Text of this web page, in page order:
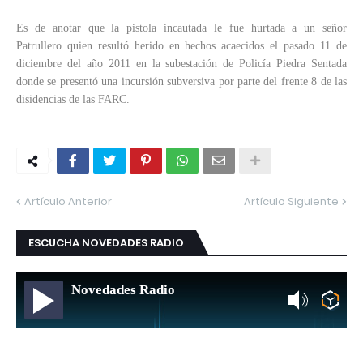
Es de anotar que la pistola incautada le fue hurtada a un señor
Patrullero quien resultó herido en hechos acaecidos el pasado 11 de
diciembre del año 2011 en la subestación de Policía Piedra Sentada
donde se presentó una incursión subversiva por parte del frente 8 de las
disidencias de las FARC.
Artículo Anterior Artículo Siguiente
ESCUCHA NOVEDADES RADIO
Novedades Radio